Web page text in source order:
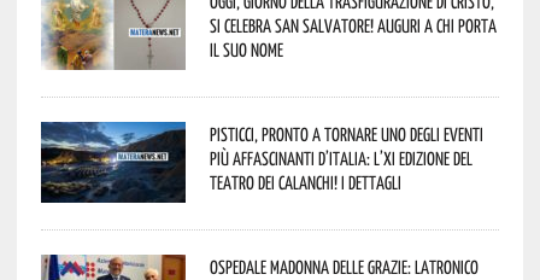
si celebra San Salvatore! Auguri a chi porta
il suo nome
Pisticci, pronto a tornare uno degli eventi
più affascinanti d’Italia: l’XI edizione del
Teatro dei Calanchi! I dettagli
Ospedale Madonna delle Grazie: Latronico